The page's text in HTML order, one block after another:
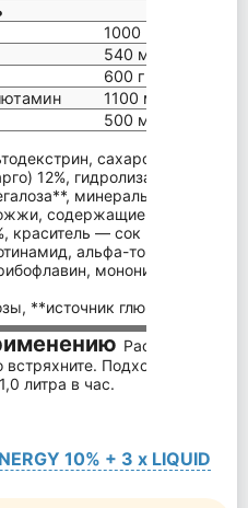
1000 мг
540 мг
600 г
1100 мг
500 мг
сахароза,
12%, гидролизаты белков
минералы (цитрат
содержащие хром,
краситель — сок красной
альфа-
мононитрат
**источник глюкозы.
Растворите 4-
Подходит для
литра в час.
10% + 3 x LIQUID